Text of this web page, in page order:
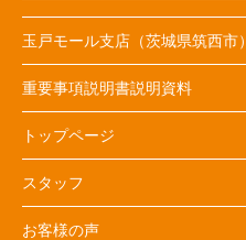
玉戸モール支店（茨城県筑西市）
重要事項説明書説明資料
トップページ
スタッフ
お客様の声